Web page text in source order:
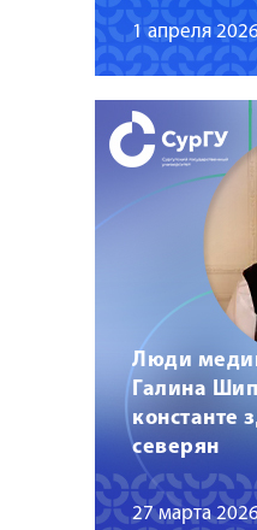
1 апреля
Люди
Галина
константе
северян
27 марта